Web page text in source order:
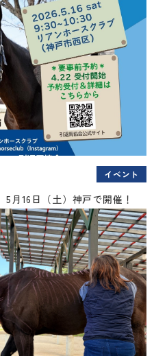
イベント
5月16日（土）神戸で開催！